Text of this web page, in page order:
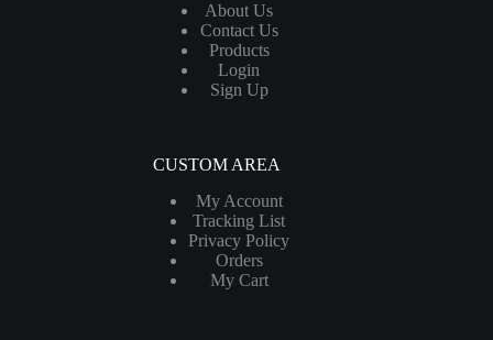
About Us
Contact Us
Products
Login
Sign Up
CUSTOM AREA
My Account
Tracking List
Privacy Policy
Orders
My Cart